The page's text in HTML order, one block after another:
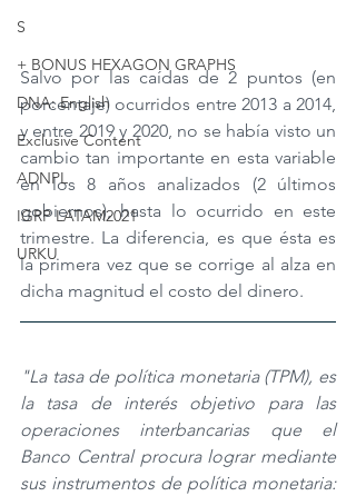
S
+ BONUS HEXAGON GRAPHS
DNA: English
Exclusive Content
ADNPL
IGRP LATAM2021
URKU
Salvo por las caídas de 2 puntos (en
porcentaje) ocurridos entre 2013 a 2014,
y entre 2019 y 2020, no se había visto un
cambio tan importante en esta variable
en los 8 años analizados (2 últimos
gobiernos), hasta lo ocurrido en este
trimestre. La diferencia, es que ésta es
la primera vez que se corrige al alza en
dicha magnitud el costo del dinero.
"La tasa de política monetaria (TPM), es
la tasa de interés objetivo para las
operaciones interbancarias que el
Banco Central procura lograr mediante
sus instrumentos de política monetaria: